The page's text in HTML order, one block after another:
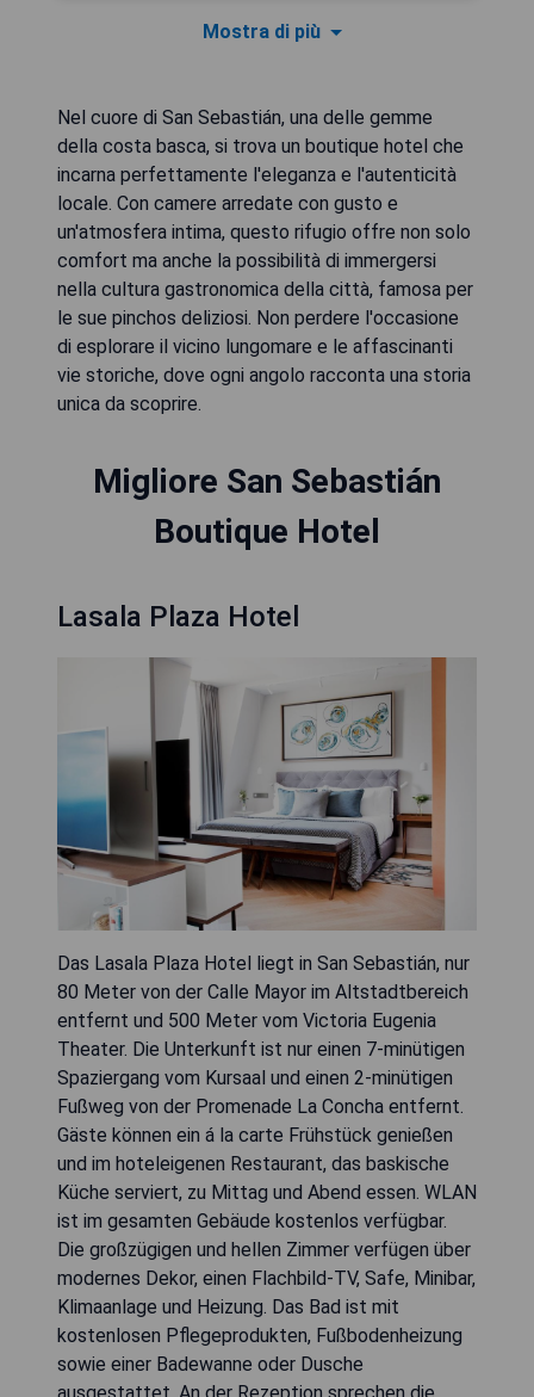
Mostra di più
Nel cuore di San Sebastián, una delle gemme
della costa basca, si trova un boutique hotel che
incarna perfettamente l'eleganza e l'autenticità
locale. Con camere arredate con gusto e
un'atmosfera intima, questo rifugio offre non solo
comfort ma anche la possibilità di immergersi
nella cultura gastronomica della città, famosa per
le sue pinchos deliziosi. Non perdere l'occasione
di esplorare il vicino lungomare e le affascinanti
vie storiche, dove ogni angolo racconta una storia
unica da scoprire.
Migliore San Sebastián
Boutique Hotel
Lasala Plaza Hotel
Das Lasala Plaza Hotel liegt in San Sebastián, nur
80 Meter von der Calle Mayor im Altstadtbereich
entfernt und 500 Meter vom Victoria Eugenia
Theater. Die Unterkunft ist nur einen 7-minütigen
Spaziergang vom Kursaal und einen 2-minütigen
Fußweg von der Promenade La Concha entfernt.
Gäste können ein á la carte Frühstück genießen
und im hoteleigenen Restaurant, das baskische
Küche serviert, zu Mittag und Abend essen. WLAN
ist im gesamten Gebäude kostenlos verfügbar.
Die großzügigen und hellen Zimmer verfügen über
modernes Dekor, einen Flachbild-TV, Safe, Minibar,
Klimaanlage und Heizung. Das Bad ist mit
kostenlosen Pflegeprodukten, Fußbodenheizung
sowie einer Badewanne oder Dusche